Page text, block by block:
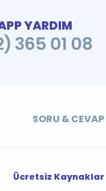
YARDIM
365 01 08
SORU & CEVAP
Ücretsiz Kaynaklar